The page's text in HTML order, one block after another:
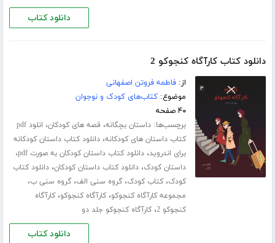
دانلود کتاب
دانلود کتاب کارآگاه کنجوکو 2
از:فاطمه فروتن اصفهانی
موضوع:کتاب‌های کودک و نوجوان
۴۰ صفحه
برچسب‌ها:داستان بچگانه، قصه های کودکان،
انلود pdf
کتاب داستان های کودکانه،دانلود کتاب داستان کودکانه
برای اندروید،دانلود کتاب داستان کودکان به صورت pdf ،
داستان کودک،دانلود کتاب داستان کودکان،دانلود کتاب
کودک،کتاب کودک،گروه سنی الف،گروه سنی ب،
مجموعه کارآگاه کنجوکو،کارآگاه کنجوکو،کارآگاه
کنجوکو 2 ،کارآگاه کنجوکو جلد دو
دانلود کتاب